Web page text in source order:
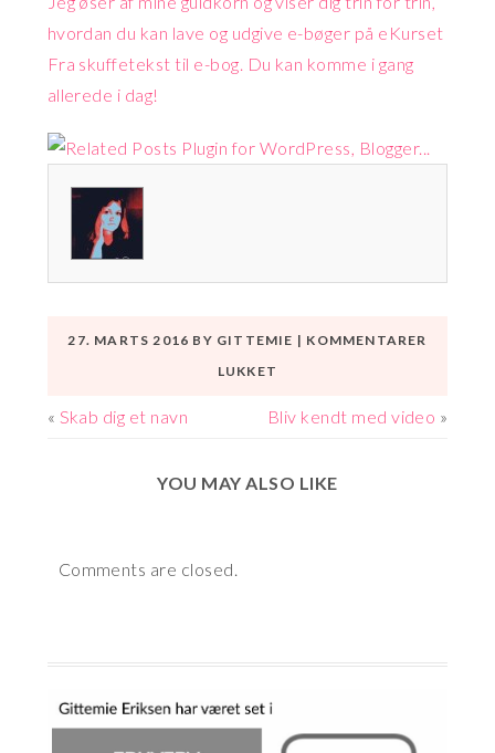
hvordan du kan lave og udgive e-bøger på eKurset
Fra skuffetekst til e-bog. Du kan komme i gang
allerede i dag!
27. MARTS 2016 BY GITTEMIE | KOMMENTARER
LUKKET
DIN
« Skab dig et navn Bliv kendt med video »
YOU MAY ALSO LIKE
Comments are closed.